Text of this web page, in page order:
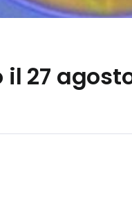
27